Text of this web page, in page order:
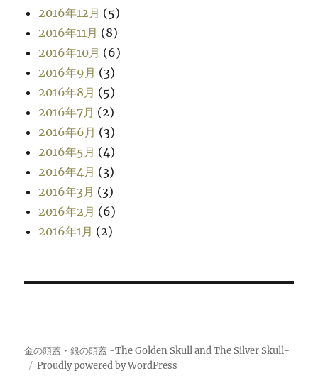
2016年12月 (5)
2016年11月 (8)
2016年10月 (6)
2016年9月 (3)
2016年8月 (5)
2016年7月 (2)
2016年6月 (3)
2016年5月 (4)
2016年4月 (3)
2016年3月 (3)
2016年2月 (6)
2016年1月 (2)
金の頭蓋・銀の頭蓋 -The Golden Skull and The Silver Skull-
Proudly powered by WordPress